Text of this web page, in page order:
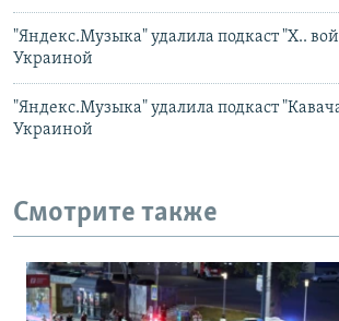
"Яндекс.Музыка" удалила подкаст "Х..
Украиной
"Яндекс.Музыка" удалила подкаст
Украиной
Смотрите также